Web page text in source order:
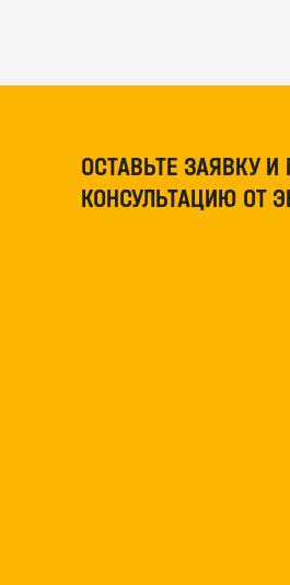
ОСТАВЬТЕ ЗАЯВКУ И
КОНСУЛЬТАЦИЮ ОТ